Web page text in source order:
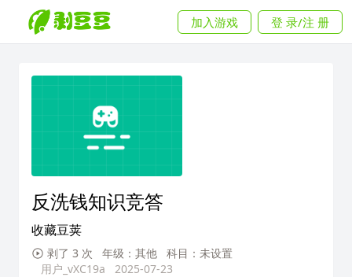
加入游戏 登 录/注 册
反洗钱知识竞答
收藏豆荚
剥了 3 次 年级：其他
科目：未设置
用户_vXC19a
2025-07-23